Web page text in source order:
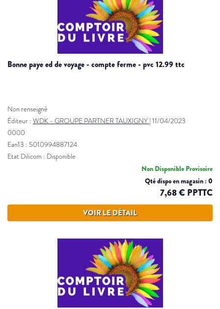
bonne paye ed de voyage - compte ferme - pvc 12.99 ttc
Non renseigné
Éditeur : WDK - GROUPE PARTNER TAUXIGNY | 11/04/2023
0000
Ean13 : 5010994887124
Etat Dilicom : Disponible
Non Disponible Provisoire
Qté dispo en magasin : 0
7,68 € PPTTC
VOIR LE DÉTAIL